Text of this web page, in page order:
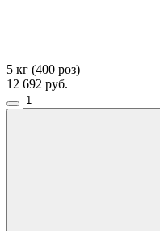
5 кг (400 роз)
12 692 руб.